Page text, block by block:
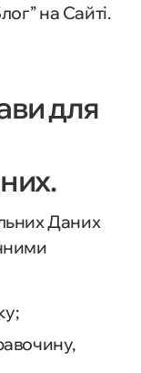
на Сайті.
для
Даних